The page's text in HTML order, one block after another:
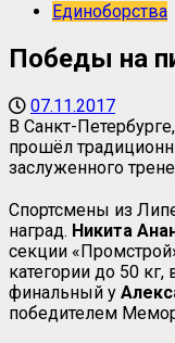
Единоборства
Победы на
07.11.2017
В Санкт-
прошёл
заслуженного
Спортсмены из
наград. Никита
секции
категории до 50
финальный у
победителем